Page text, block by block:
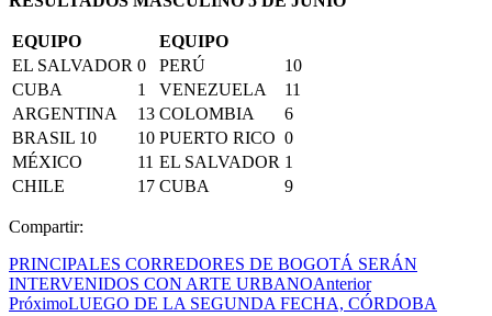
EQUIPO
EQUIPO
EL SALVADOR 0 PERÚ
10
CUBA
1 VENEZUELA
11
ARGENTINA
13 COLOMBIA
6
BRASIL 10
10 PUERTO RICO 0
MÉXICO
11 EL SALVADOR 1
CHILE
17 CUBA 9
Compartir:
PRINCIPALES CORREDORES DE BOGOTÁ SERÁN
INTERVENIDOS CON ARTE URBANOAnterior
PróximoLUEGO DE LA SEGUNDA FECHA, CÓRDOBA